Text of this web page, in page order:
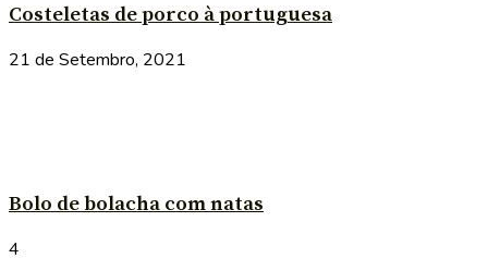
Costeletas de porco à portuguesa
21 de Setembro, 2021
Bolo de bolacha com natas
4